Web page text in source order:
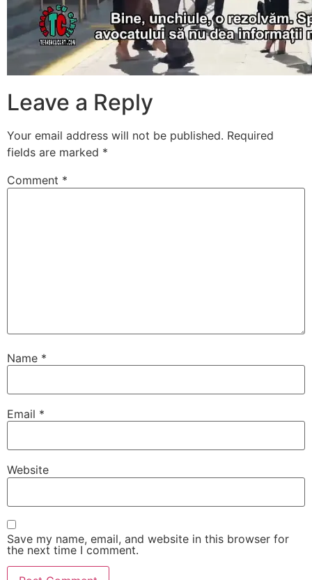
Leave a Reply
Your email address will not be published. Required
fields are marked *
Comment *
Name *
Email *
Website
Save my name, email, and website in this browser for
the next time I comment.